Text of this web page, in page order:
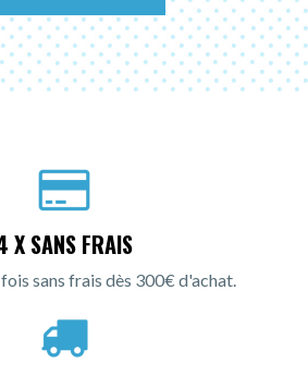
X SANS FRAIS
sans frais dès 300€ d'achat.